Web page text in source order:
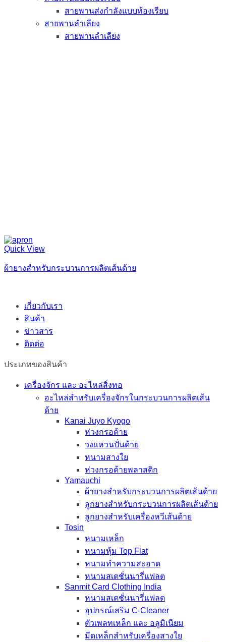
สายพานส่งกำลังแบบท้องเรียบ
สายพานลำเลียง
สายพานลำเลียง
Quick View
ผ้ายางสำหรับกระบวนการผลิตเส้นด้าย
เกี่ยวกับเรา
สินค้า
ข่าวสาร
ติดต่อ
ประเภทของสินค้า
เครื่องจักร และ อะไหล่สิ่งทอ
อะไหล่สำหรับเครื่องจักรในกระบวนการผลิตเส้น
ด้าย
Kanai Juyo Kyogo
ห่วงกรอด้าย
วงแหวนปั่นด้าย
หนามสางใย
ห่วงกรอด้ายพลาสติก
Yamauchi
ผ้ายางสำหรับกระบวนการผลิตเส้นด้าย
ลูกยางสำหรับกระบวนการผลิตเส้นด้าย
ลูกยางสำหรับเครื่องหวีเส้นด้าย
Tosin
หนามเหล็ก
หนามหุ้ม Top Flat
หนามทำความสะอาด
หนามสเตชั่นนารี่แฟลต
Sanmit Card Clothing India
หนามสเตชั่นนารี่แฟลต
อุปกรณ์เสริม C-Cleaner
ตัวเพลทเหล็ก และ อลูมิเนียม
มีดเหล็กสำหรับเครื่องสางใย